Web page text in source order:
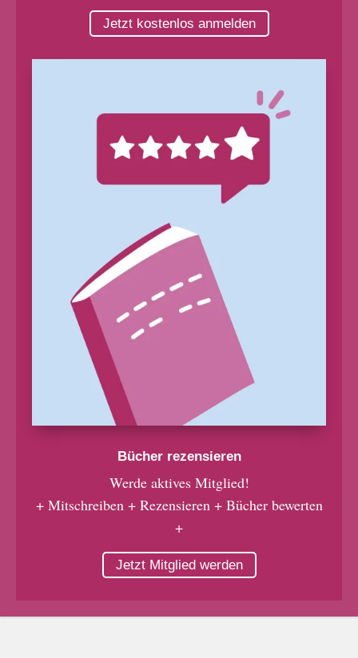
Jetzt kostenlos anmelden
Bücher rezensieren
Werde aktives Mitglied!
+ Mitschreiben + Rezensieren + Bücher bewerten
+
Jetzt Mitglied werden